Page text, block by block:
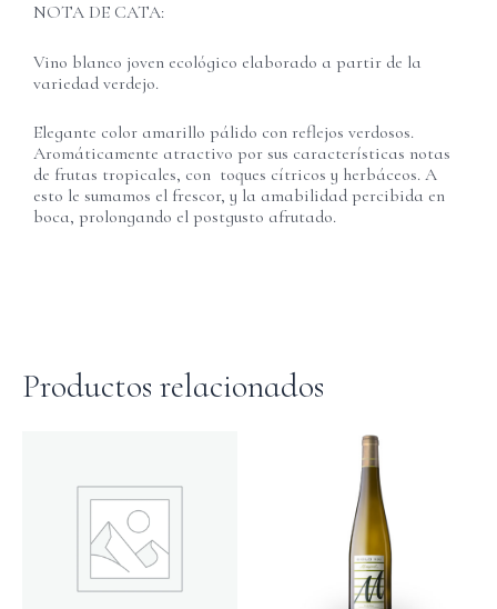
NOTA DE CATA:
Vino blanco joven ecológico elaborado a partir de la
variedad verdejo.
Elegante color amarillo pálido con reflejos verdosos.
Aromáticamente atractivo por sus características notas
de frutas tropicales, con toques cítricos y herbáceos. A
esto le sumamos el frescor, y la amabilidad percibida en
boca, prolongando el postgusto afrutado.
Productos relacionados